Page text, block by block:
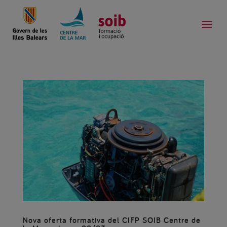
Nova oferta formativa del CIFP SOIB Centre de